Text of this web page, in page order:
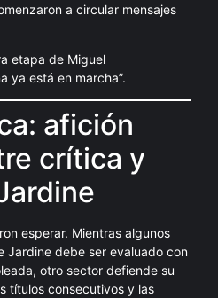
a circular mensajes
etapa de Miguel
ya está en marcha”.
afición
crítica y
esperar. Mientras algunos
Jardine debe ser evaluado con
otro sector defiende su
títulos consecutivos y las